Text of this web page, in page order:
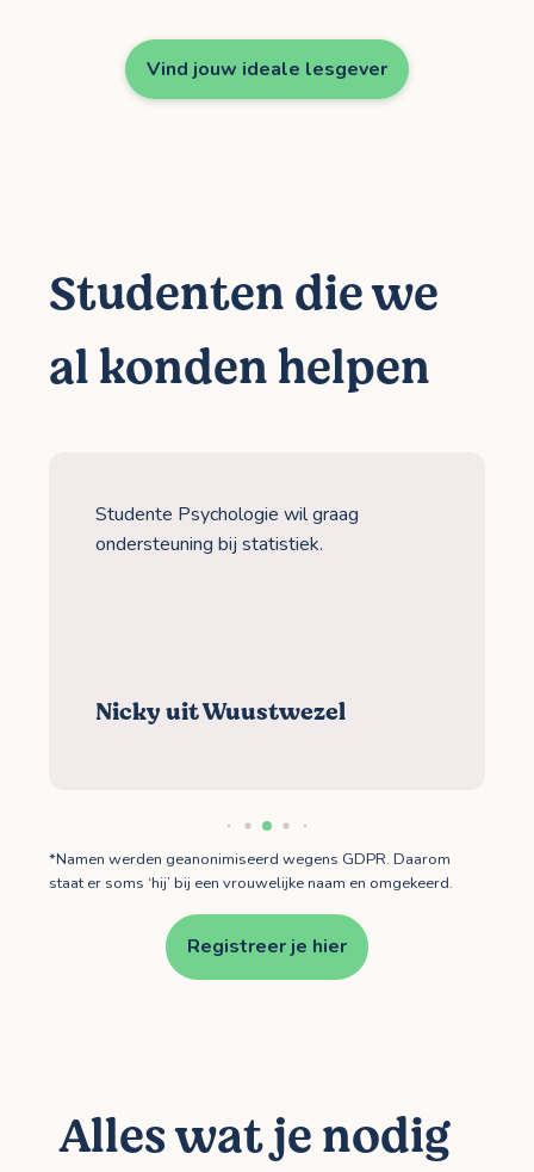
Vind jouw ideale lesgever
Studenten die we
al konden helpen
Studente Psychologie wil graag
ondersteuning bij statistiek.
Nicky uit Wuustwezel
*Namen werden geanonimiseerd wegens GDPR. Daarom
staat er soms ‘hij’ bij een vrouwelijke naam en omgekeerd.
Registreer je hier
Alles wat je nodig